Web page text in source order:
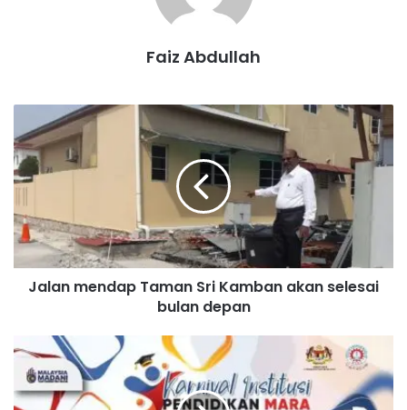
Faiz Abdullah
a
l
a
n
m
e
n
d
n
Jalan mendap Taman Sri Kamban akan selesai
bulan depan
n